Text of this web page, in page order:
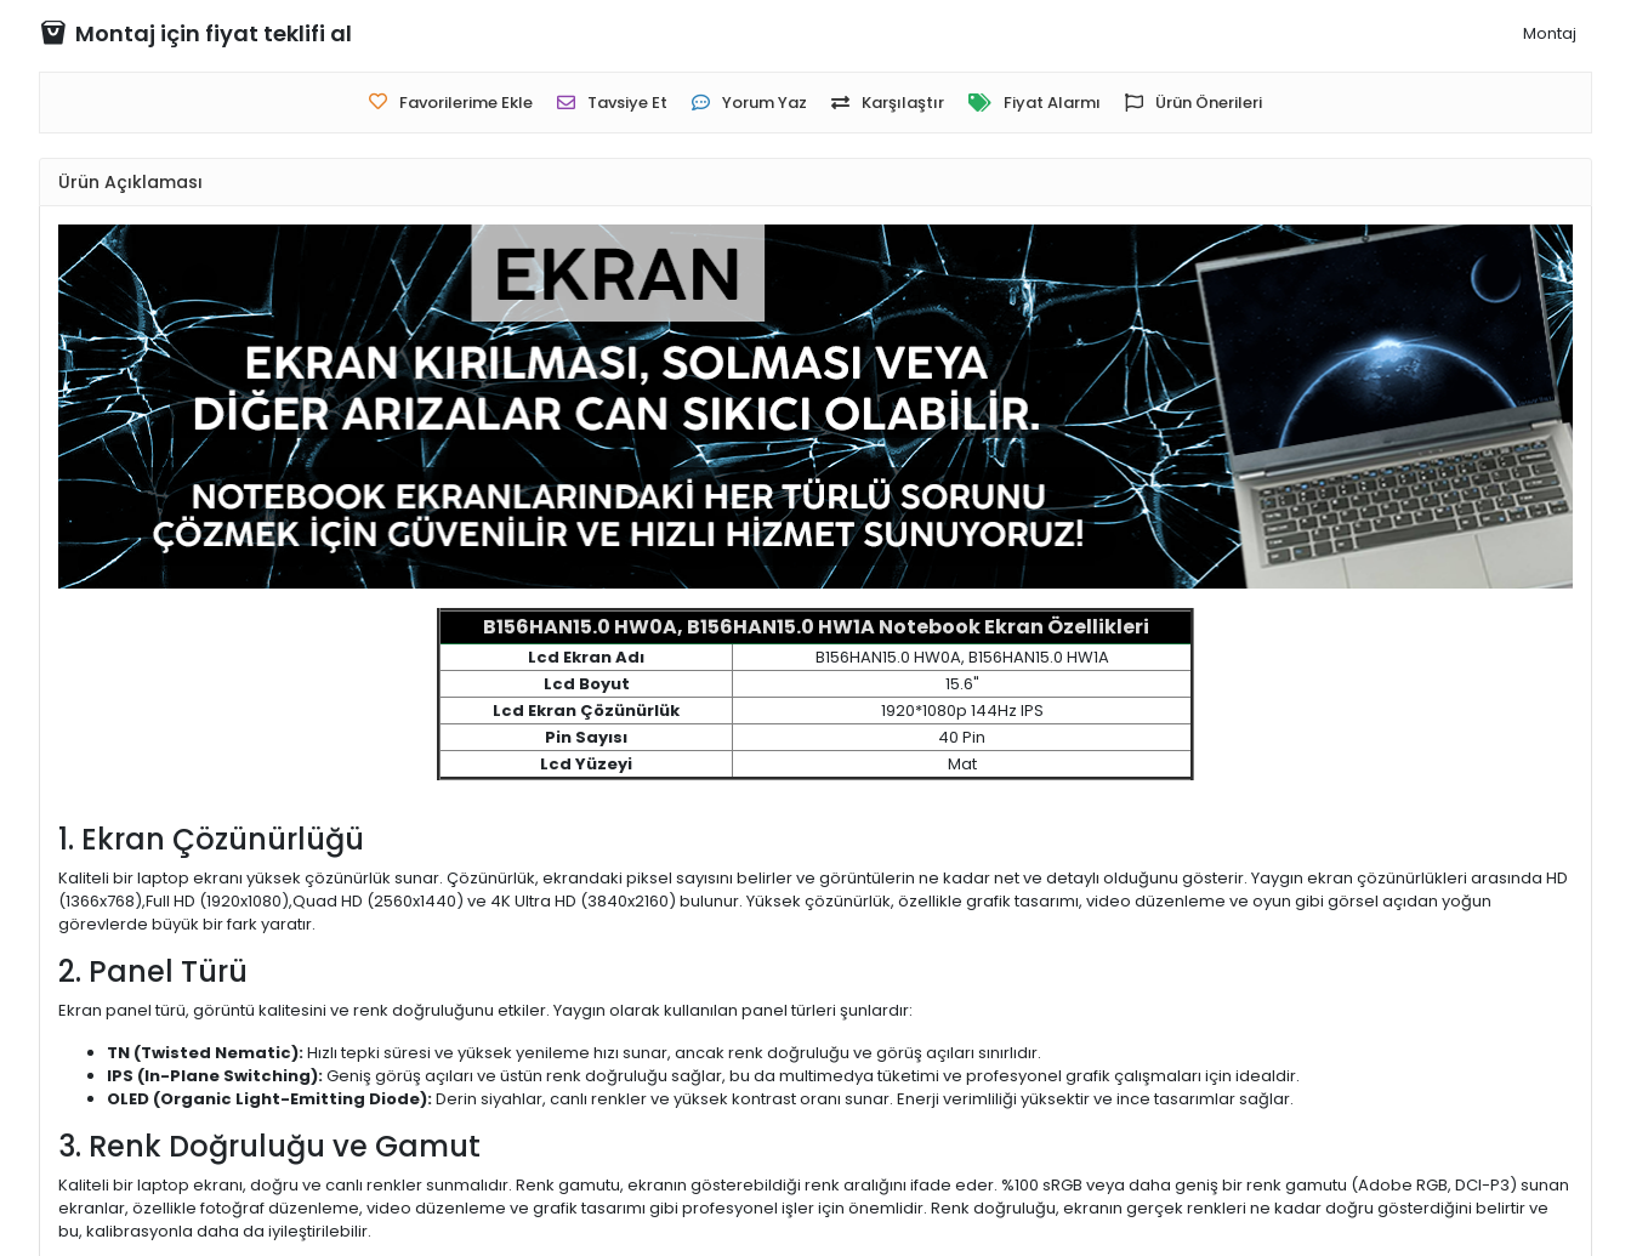
Montaj için fiyat teklifi al Montaj
Favorilerime Ekle Tavsiye Et Yorum Yaz Karşılaştır Fiyat Alarmı Ürün Önerileri
Ürün Açıklaması
B156HAN15.0 HW0A, B156HAN15.0 HW1A Notebook Ekran Özellikleri
Lcd Ekran Adı
B156HAN15.0 HW0A, B156HAN15.0 HW1A
Lcd Boyut
15.6"
Lcd Ekran Çözünürlük
1920*1080p 144Hz IPS
Pin Sayısı
40 Pin
Lcd Yüzeyi
Mat
1. Ekran Çözünürlüğü
Kaliteli bir laptop ekranı yüksek çözünürlük sunar. Çözünürlük, ekrandaki piksel sayısını belirler ve görüntülerin ne kadar net ve detaylı olduğunu gösterir. Yaygın ekran çözünürlükleri arasında HD
(1366x768),Full HD (1920x1080),Quad HD (2560x1440) ve 4K Ultra HD (3840x2160) bulunur. Yüksek çözünürlük, özellikle grafik tasarımı, video düzenleme ve oyun gibi görsel açıdan yoğun
görevlerde büyük bir fark yaratır.
2. Panel Türü
Ekran panel türü, görüntü kalitesini ve renk doğruluğunu etkiler. Yaygın olarak kullanılan panel türleri şunlardır:
TN (Twisted Nematic):Hızlı tepki süresi ve yüksek yenileme hızı sunar, ancak renk doğruluğu ve görüş açıları sınırlıdır.
IPS (In-Plane Switching):Geniş görüş açıları ve üstün renk doğruluğu sağlar, bu da multimedya tüketimi ve profesyonel grafik çalışmaları için idealdir.
OLED (Organic Light-Emitting Diode):Derin siyahlar, canlı renkler ve yüksek kontrast oranı sunar. Enerji verimliliği yüksektir ve ince tasarımlar sağlar.
3. Renk Doğruluğu ve Gamut
Kaliteli bir laptop ekranı, doğru ve canlı renkler sunmalıdır. Renk gamutu, ekranın gösterebildiği renk aralığını ifade eder. %100 sRGB veya daha geniş bir renk gamutu (Adobe RGB, DCI-P3) sunan
ekranlar, özellikle fotoğraf düzenleme, video düzenleme ve grafik tasarımı gibi profesyonel işler için önemlidir. Renk doğruluğu, ekranın gerçek renkleri ne kadar doğru gösterdiğini belirtir ve
bu, kalibrasyonla daha da iyileştirilebilir.